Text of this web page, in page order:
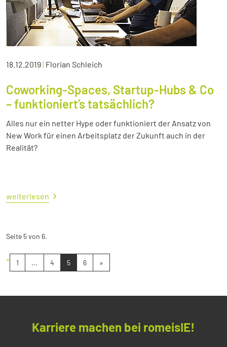
18.12.2019| Florian Schleich
Coworking-Spaces, Startup-Hubs & Co
– funktioniert’s tatsächlich?
Alles nur ein netter Hype oder funktioniert der Ansatz von
New Work für einen Arbeitsplatz der Zukunft auch in der
Realität?
weiterlesen
Seite 5 von 6.
« 1 ... 4 5 6 »
Karriere machen bei romeisIE!